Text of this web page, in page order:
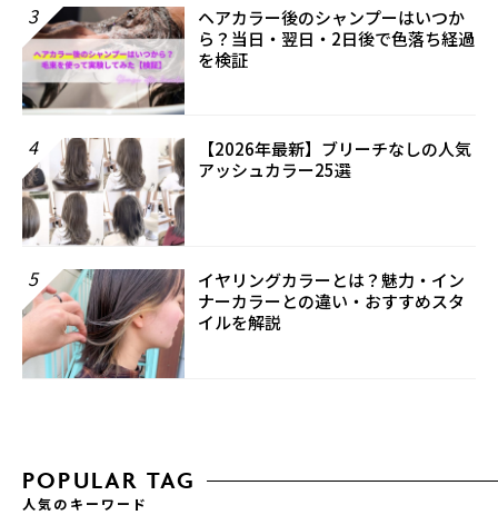
3
ヘアカラー後のシャンプーはいつか
ら？当日・翌日・2日後で色落ち経過
を検証
4
【2026年最新】ブリーチなしの人気
アッシュカラー25選
5
イヤリングカラーとは？魅力・イン
ナーカラーとの違い・おすすめスタ
イルを解説
POPULAR TAG
人気のキーワード